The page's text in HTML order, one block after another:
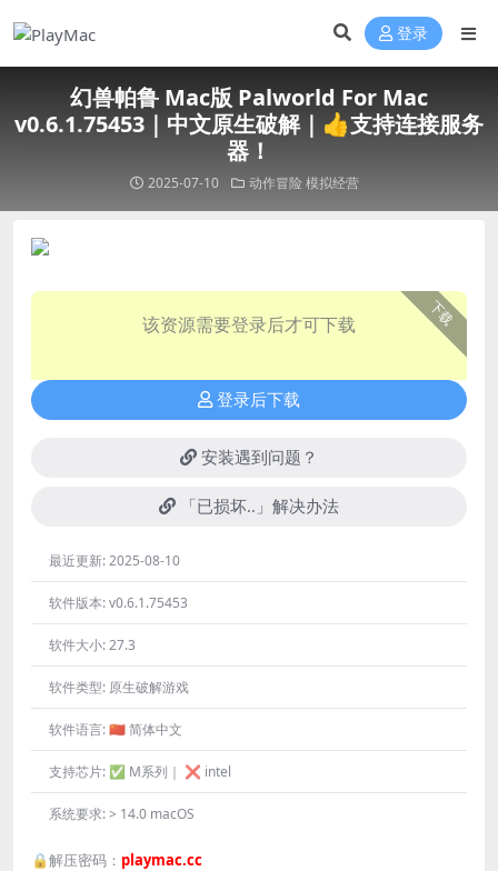
登录
幻兽帕鲁 Mac版 Palworld For Mac
v0.6.1.75453｜中文原生破解｜👍支持连接服务
器！
2025-07-10 动作冒险模拟经营
下载
该资源需要登录后才可下载
登录后下载
安装遇到问题？
「已损坏..」解决办法
最近更新:2025-08-10
软件版本:v0.6.1.75453
软件大小:27.3
软件类型: 原生破解游戏
软件语言:🇨🇳 简体中文
支持芯片: ✅ M系列｜ ❌ intel
系统要求:> 14.0 macOS
🔒解压密码： playmac.cc